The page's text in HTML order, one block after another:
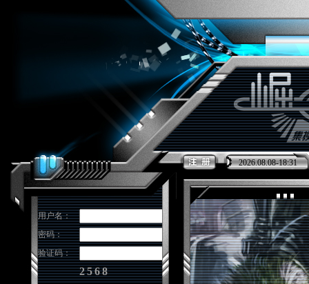
2026.08.08-18:31
用户名：
密码：
验证码：
2568